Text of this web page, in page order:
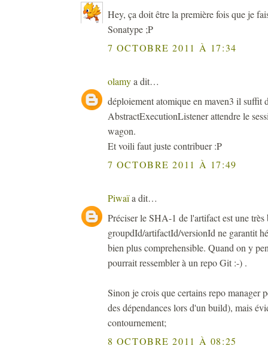
Hey, ça doit être la première fois que je
Sonatype ;P
7 OCTOBRE 2011 À 17:34
olamya dit…
déploiement atomique en maven3 il suffit
AbstractExecutionListener attendre le
wagon.
Et voili faut juste contribuer :P
7 OCTOBRE 2011 À 17:49
Piwaïa dit…
Préciser le SHA-1 de l'artifact est une
groupdId/artifactId/versionId ne garantit
bien plus comprehensible. Quand on y
pourrait ressembler à un repo Git :-) .
Sinon je crois que certains repo manager
des dépendances lors d'un build), mais
contournement;
8 OCTOBRE 2011 À 08:25